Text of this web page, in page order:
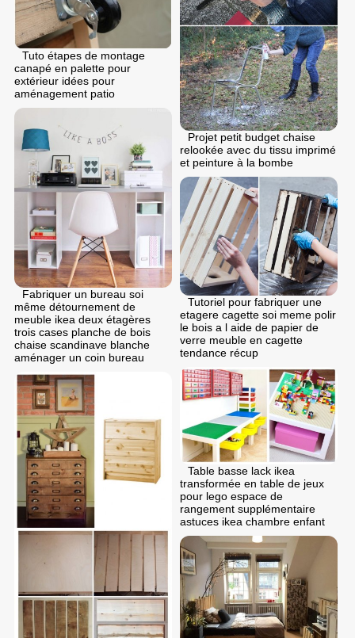
Tuto étapes de montage
canapé en palette pour
extérieur idées pour
aménagement patio
Projet petit budget chaise
relookée avec du tissu imprimé
et peinture à la bombe
Fabriquer un bureau soi
même détournement de
meuble ikea deux étagères
trois cases planche de bois
chaise scandinave blanche
aménager un coin bureau
Tutoriel pour fabriquer une
etagere cagette soi meme polir
le bois a l aide de papier de
verre meuble en cagette
tendance récup
Table basse lack ikea
transformée en table de jeux
pour lego espace de
rangement supplémentaire
astuces ikea chambre enfant